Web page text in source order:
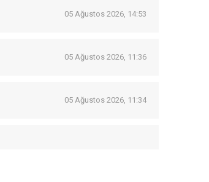
05 Ağustos 2026, 14:53
05 Ağustos 2026, 11:36
05 Ağustos 2026, 11:34